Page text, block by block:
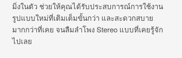
มิ่งในตัว ช่วยให้คุณได้รับประสบการณ์การใช้งาน
รูปแบบใหม่ที่เติมเต็มขั้นกว่า และสะดวกสบาย
มากกว่าที่เคย จนลืมลำโพง Stereo แบบที่เคยรู้จัก
ไปเลย